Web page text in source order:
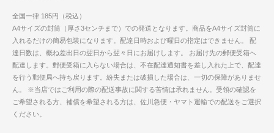
全国一律 185円（税込）
A4サイズの封筒（厚さ3センチまで）での発送となります。商品をA4サイズ封筒に
入れるだけの簡易包装になります。配達日時および曜日の指定はできません。 配
達日数は、概ね差出日の翌日から翌々日にお届けします。 お届け先の郵便受箱へ
配達します。郵便受箱に入らない場合は、不在配達通知書を差し入れた上で、配達
を行う郵便局へ持ち戻ります。紛失または破損した場合は、一切の保障がありませ
ん。 ※当店ではご利用の際の配送事故に関する苦情は承れません。受領の確認を
ご希望される方、補償を希望される方は、佐川急便・ヤマト運輸での配送をご選択
ください。